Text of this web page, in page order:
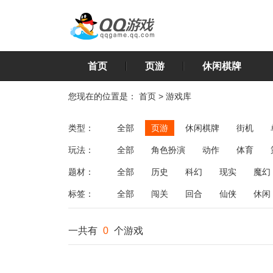
首页 页游 休闲棋牌
您现在的位置是： 首页 > 游戏库
类型： 全部 页游 休闲棋牌 街机
玩法： 全部 角色扮演 动作 体育
飞行
恋爱 第三人称射击 棋类
题材： 全部 历史 科幻 现实 魔幻
标签： 全部 闯关 回合 仙侠 休闲
一共有 0 个游戏